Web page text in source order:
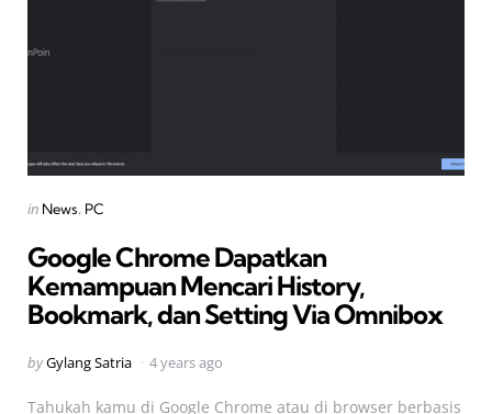
Categories
Posted
in News PC
Google Chrome Dapatkan
Kemampuan Mencari History,
Bookmark, dan Setting Via Omnibox
Posted
byGylang Satria 4 years ago
Tahukah kamu di Google Chrome atau di browser berbasis